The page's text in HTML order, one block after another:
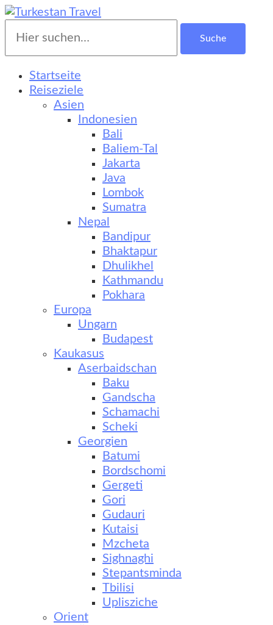
Turkestan Travel
Kultur-, Natur- und Erlebnisreisen
nach:
Startseite
Reiseziele
Asien
Indonesien
Bali
Baliem-Tal
Jakarta
Java
Lombok
Sumatra
Nepal
Bandipur
Bhaktapur
Dhulikhel
Kathmandu
Pokhara
Europa
Ungarn
Budapest
Kaukasus
Aserbaidschan
Baku
Gandscha
Schamachi
Scheki
Georgien
Batumi
Bordschomi
Gergeti
Gori
Gudauri
Kutaisi
Mzcheta
Sighnaghi
Stepantsminda
Tbilisi
Uplisziche
Orient